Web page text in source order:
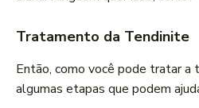
Tratamento da Tendinite
Então, como você pode tratar a
algumas etapas que podem